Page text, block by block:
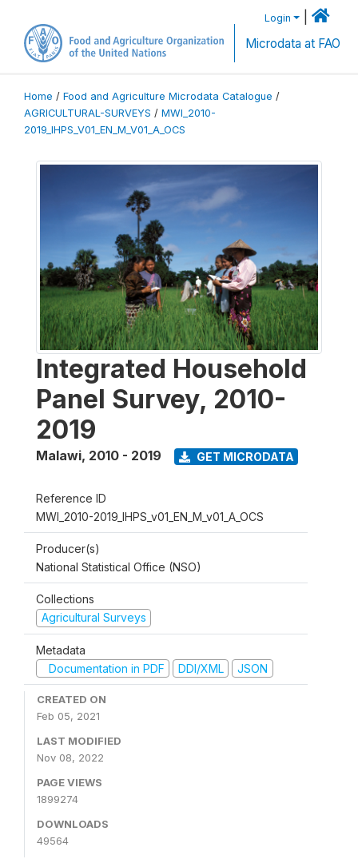
Login
Microdata at FAO
Home / Food and Agriculture Microdata Catalogue /
AGRICULTURAL-SURVEYS / MWI_2010-
2019_IHPS_V01_EN_M_V01_A_OCS
Integrated Household
Panel Survey, 2010-
2019
Malawi, 2010 - 2019 GET MICRODATA
Reference ID
MWI_2010-2019_IHPS_v01_EN_M_v01_A_OCS
Producer(s)
National Statistical Office (NSO)
Collections
Agricultural Surveys
Metadata
Documentation in PDF
DDI/XML JSON
CREATED ON
Feb 05, 2021
LAST MODIFIED
Nov 08, 2022
PAGE VIEWS
1899274
DOWNLOADS
49564